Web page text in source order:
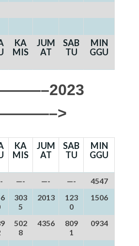
KA
MIS
JUM
AT
SAB
TU
MIN
GGU
KA
MIS
JUM
AT
SAB
TU
MIN
GGU
—- —- —-
4547
303
5
2013
123
0
1506
502
8
4356
809
1
0934